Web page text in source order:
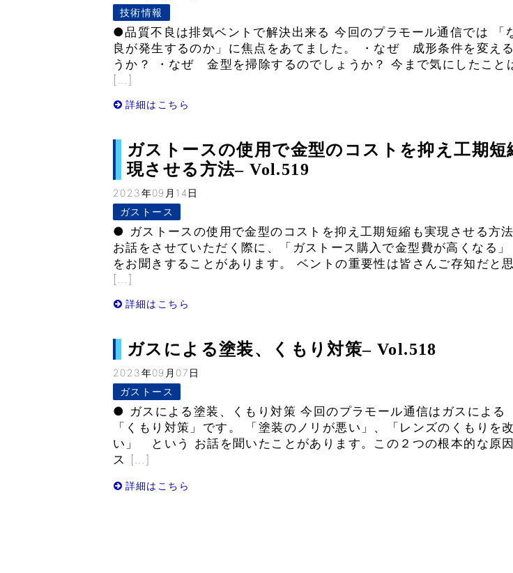
技術情報
●品質不良は排気ベントで解決出来る 今回のプラモール通信では 「
良が発生するのか」に焦点をあてました。 ・なぜ 成形条件を変え
うか？ ・なぜ 金型を掃除するのでしょうか？ 今まで気にしたこと
[…]
詳細はこちら
ガストースの使用で金型のコストを抑え工期短
現させる方法– Vol.519
2023年09月14日
ガストース
● ガストースの使用で金型のコストを抑え工期短縮も実現させる方
お話をさせていただく際に、「ガストース購入で金型費が高くなる
をお聞きすることがあります。 ベントの重要性は皆さんご存知だと思
[…]
詳細はこちら
ガスによる塗装、くもり対策– Vol.518
2023年09月07日
ガストース
● ガスによる塗装、くもり対策 今回のプラモール通信はガスによる
「くもり対策」です。 「塗装のノリが悪い」、「レンズのくもりを
い」 という お話を聞いたことがあります。この２つの根本的な原
ス […]
詳細はこちら